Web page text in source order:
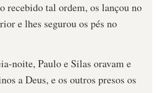
recebido tal ordem, os lançou no
e lhes segurou os pés no
noite, Paulo e Silas oravam e
a Deus, e os outros presos os